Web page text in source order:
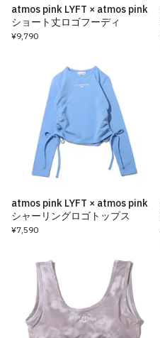
atmos pink LYFT × atmos pink
ショート丈ロゴフーディ
¥9,790
atmos pink LYFT × atmos pink
シャーリングロゴトップス
¥7,590